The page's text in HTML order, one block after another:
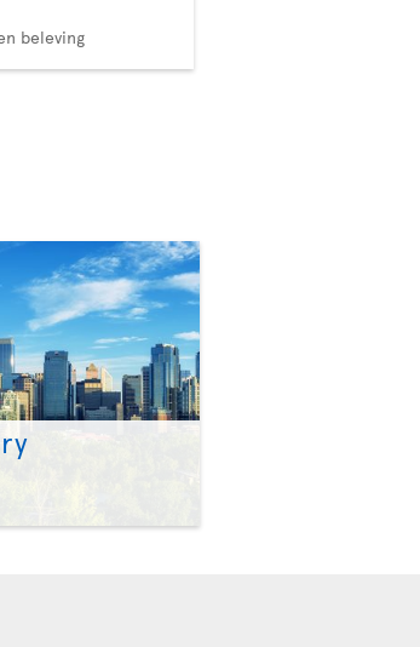
beleving